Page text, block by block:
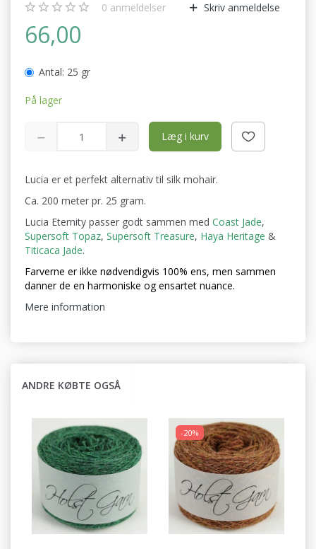
0 anmeldelser Skriv anmeldelse
66,00
Antal: 25 gr
På lager
Læg i kurv
Lucia er et perfekt alternativ til silk mohair.
Ca. 200 meter pr. 25 gram.
Lucia Eternity passer godt sammen med Coast Jade,
Supersoft Topaz, Supersoft Treasure, Haya Heritage &
Titicaca Jade.
Farverne er ikke nødvendigvis 100% ens, men sammen
danner de en harmoniske og ensartet nuance.
Mere information
ANDRE KØBTE OGSÅ
-20%